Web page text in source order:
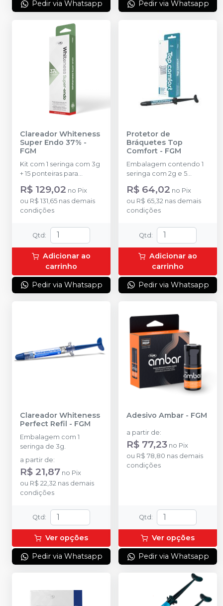
Pedir via Whatsapp Pedir via Whatsapp
Clareador Whiteness
Super Endo 37% -
FGM
Kit com 1 seringa com 3g
+ 15 ponteiras para
aplicação do gel.
R$ 129,02 no Pix
ou R$ 131,65 nas demais
condições
Qtd :
Adicionar ao
carrinho
Pedir via Whatsapp
Protetor de
Bráquetes Top
Comfort - FGM
Embalagem contendo 1
seringa com 2g e 5
ponteiras para aplicação.
R$ 64,02 no Pix
ou R$ 65,32 nas demais
condições
Qtd :
Adicionar ao
carrinho
Pedir via Whatsapp
Clareador Whiteness
Perfect Refil - FGM
Embalagem com 1
seringa de 3g.
a partir de:
R$ 21,87 no Pix
ou R$ 22,32 nas demais
condições
Qtd :
Ver opções
Pedir via Whatsapp
Adesivo Ambar - FGM
a partir de:
R$ 77,23 no Pix
ou R$ 78,80 nas demais
condições
Qtd :
Ver opções
Pedir via Whatsapp